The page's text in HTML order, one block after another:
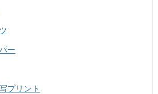
ー
プリント